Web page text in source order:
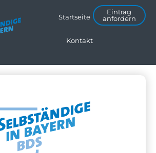
Startseite
Kontakt
Eintrag
anfordern